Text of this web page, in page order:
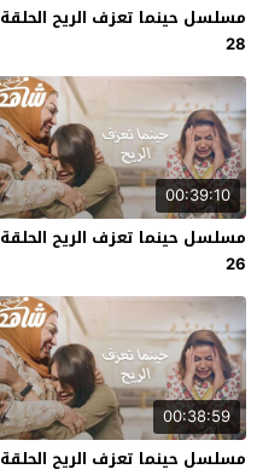
مسلسل حينما تعزف الريح الحلقة
28
00:39:10
مسلسل حينما تعزف الريح الحلقة
26
00:38:59
مسلسل حينما تعزف الريح الحلقة